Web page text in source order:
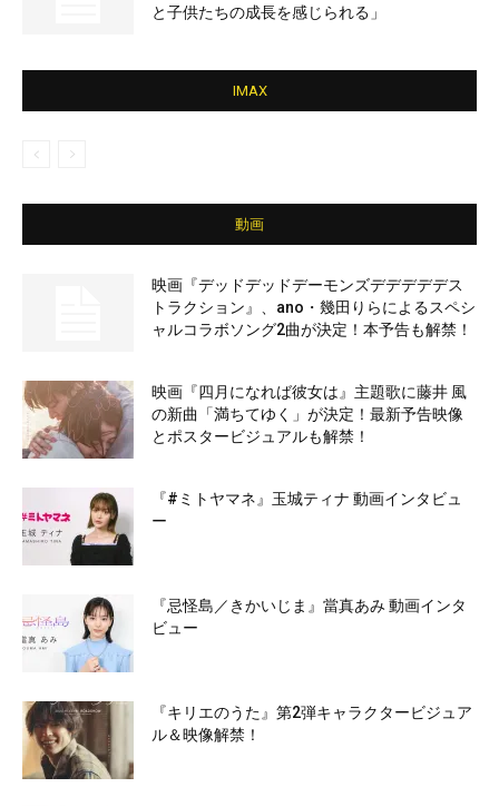
と子供たちの成長を感じられる」
IMAX
動画
映画『デッドデッドデーモンズデデデデデス
トラクション』、ano・幾田りらによるスペシ
ャルコラボソング2曲が決定！本予告も解禁！
映画『四月になれば彼女は』主題歌に藤井 風
の新曲「満ちてゆく」が決定！最新予告映像
とポスタービジュアルも解禁！
『#ミトヤマネ』玉城ティナ 動画インタビュ
ー
『忌怪島／きかいじま』當真あみ 動画インタ
ビュー
『キリエのうた』第2弾キャラクタービジュア
ル＆映像解禁！